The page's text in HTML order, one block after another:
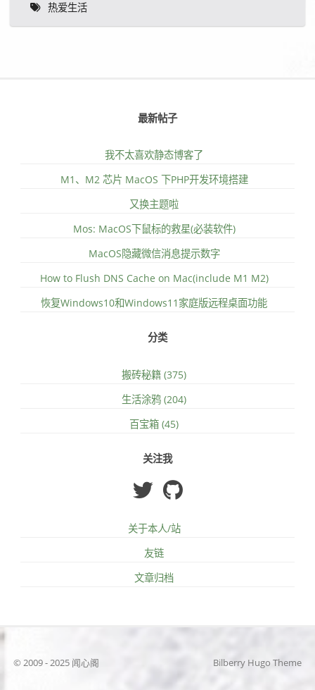
热爱生活
最新帖子
我不太喜欢静态博客了
M1、M2 芯片 MacOS 下PHP开发环境搭建
又换主题啦
Mos: MacOS下鼠标的救星(必装软件)
MacOS隐藏微信消息提示数字
How to Flush DNS Cache on Mac(include M1 M2)
恢复Windows10和Windows11家庭版远程桌面功能
分类
搬砖秘籍 (375)
生活涂鸦 (204)
百宝箱 (45)
关注我
关于本人/站
友链
文章归档
© 2009 - 2025 闻心阁 Bilberry Hugo Theme